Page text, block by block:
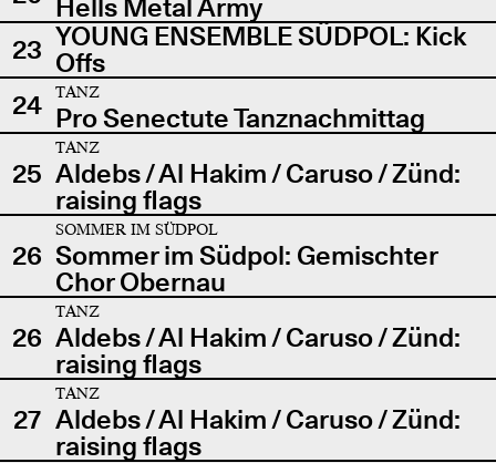
Hells Metal Army
23 YOUNG ENSEMBLE SÜDPOL: Kick
Offs
24
TANZ
Pro Senectute Tanznachmittag
25
TANZ
Aldebs / Al Hakim / Caruso / Zünd:
raising flags
26
SOMMER IM SÜDPOL
Sommer im Südpol: Gemischter
Chor Obernau
26
TANZ
Aldebs / Al Hakim / Caruso / Zünd:
raising flags
27
TANZ
Aldebs / Al Hakim / Caruso / Zünd:
raising flags